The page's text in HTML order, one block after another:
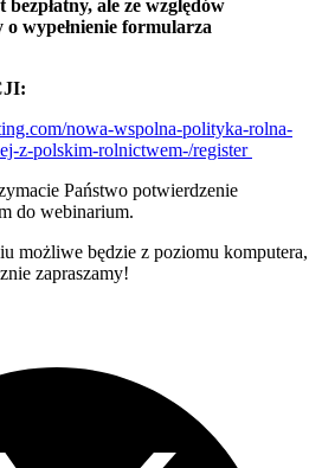
ale ze względów
wypełnienie formularza
nowa-wspolna-polityka-rolna-
z-polskim-rolnictwem-/register
Państwo potwierdzenie
do webinarium.
możliwe będzie z poziomu komputera,
zapraszamy!